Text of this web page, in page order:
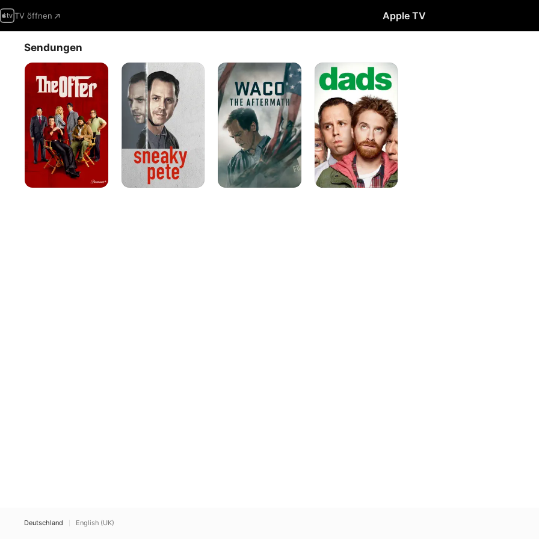
TV öffnen Apple TV
Sendungen
The
Offer
Sneaky
Pete
Waco:
The
Aftermath
Dads
Deutschland English (UK)